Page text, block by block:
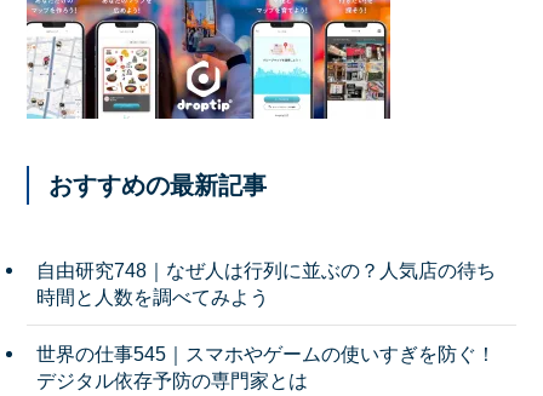
おすすめの最新記事
自由研究748｜なぜ人は行列に並ぶの？人気店の待ち
時間と人数を調べてみよう
世界の仕事545｜スマホやゲームの使いすぎを防ぐ！
デジタル依存予防の専門家とは